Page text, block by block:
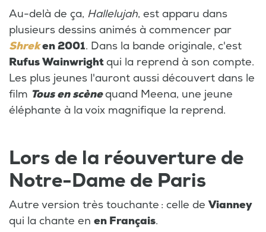
Au-delà de ça, Hallelujah, est apparu dans
plusieurs dessins animés à commencer par
Shreken 2001. Dans la bande originale, c'est
Rufus Wainwrightqui la reprend à son compte.
Les plus jeunes l'auront aussi découvert dans le
film Tous en scènequand Meena, une jeune
éléphante à la voix magnifique la reprend.
Lors de la réouverture de
Notre-Dame de Paris
Autre version très touchante : celle de Vianney
qui la chante en en Français.